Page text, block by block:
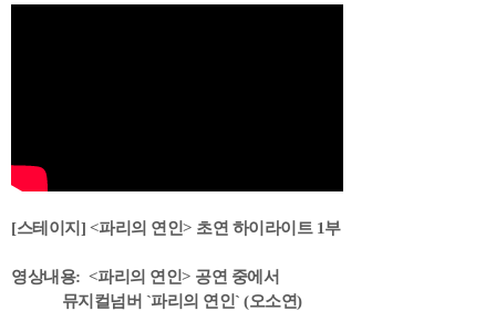
[스테이지] <파리의 연인> 초연 하이라이트 1부
영상내용: <파리의 연인> 공연 중에서
뮤지컬넘버 `파리의 연인` (오소연)